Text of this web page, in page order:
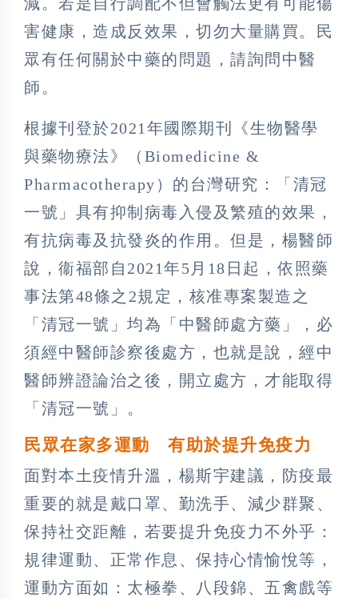
害健康，造成反效果，切勿大量購買。民
眾有任何關於中藥的問題，請詢問中醫
師。
根據刊登於2021年國際期刊《生物醫學
與藥物療法》（Biomedicine &
Pharmacotherapy）的台灣研究：「清冠
一號」具有抑制病毒入侵及繁殖的效果，
有抗病毒及抗發炎的作用。但是，楊醫師
說，衞福部自2021年5月18日起，依照藥
事法第48條之2規定，核准專案製造之
「清冠一號」均為「中醫師處方藥」，必
須經中醫師診察後處方，也就是說，經中
醫師辨證論治之後，開立處方，才能取得
「清冠一號」。
民眾在家多運動 有助於提升免疫力
面對本土疫情升溫，楊斯宇建議，防疫最
重要的就是戴口罩、勤洗手、減少群聚、
保持社交距離，若要提升免疫力不外乎：
規律運動、正常作息、保持心情愉悅等，
運動方面如：太極拳、八段錦、五禽戲等